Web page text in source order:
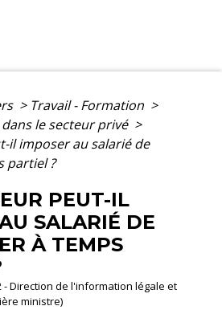
> Travail - Formation >
le secteur privé >
il imposer au salarié de
partiel ?
PEUT-IL
SALARIÉ DE
À TEMPS
- Direction de l'information légale et
ministre)